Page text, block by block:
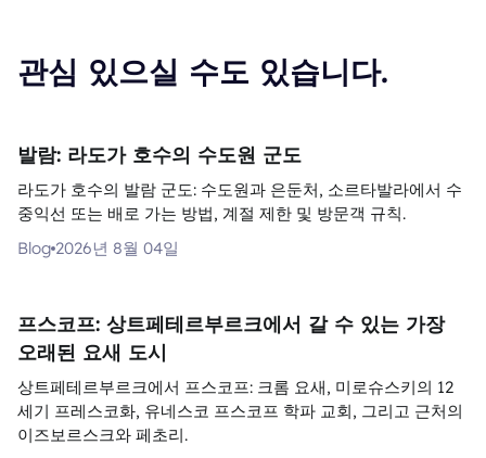
관심 있으실 수도 있습니다.
발람: 라도가 호수의 수도원 군도
라도가 호수의 발람 군도: 수도원과 은둔처, 소르타발라에서 수
중익선 또는 배로 가는 방법, 계절 제한 및 방문객 규칙.
Blog 2026년 8월 04일
프스코프: 상트페테르부르크에서 갈 수 있는 가장
오래된 요새 도시
상트페테르부르크에서 프스코프: 크롬 요새, 미로슈스키의 12
세기 프레스코화, 유네스코 프스코프 학파 교회, 그리고 근처의
이즈보르스크와 페초리.